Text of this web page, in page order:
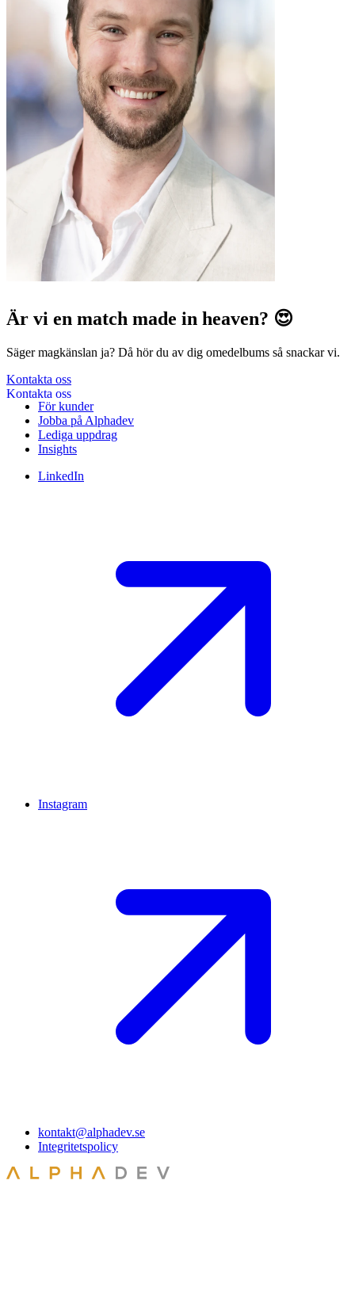
Är vi en match made in heaven? 😍
Säger magkänslan ja? Då hör du av dig omedelbums så snackar vi.
Kontakta oss
För kunder
Jobba på Alphadev
Lediga uppdrag
Insights
LinkedIn
Instagram
kontakt@alphadev.se
Integritetspolicy